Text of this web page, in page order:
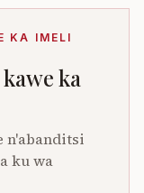
KA IMELI
ka
n'abanditsi
ku wa